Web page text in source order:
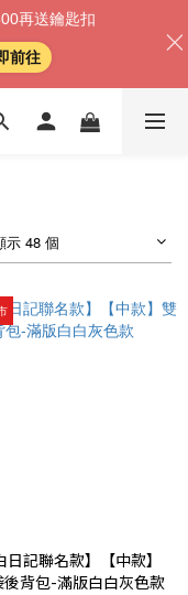
示 48 個
日記聯名款】【中款】
後背包-滿版白白灰色款
再送鑰匙扣
前往